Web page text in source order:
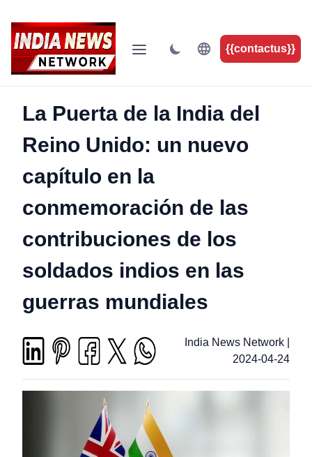
{{contactus}}
La Puerta de la India del
Reino Unido: un nuevo
capítulo en la
conmemoración de las
contribuciones de los
soldados indios en las
guerras mundiales
India News Network
2024-04-24